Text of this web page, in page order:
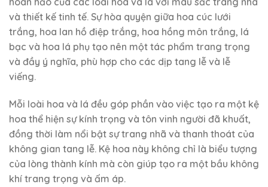
và thiết kế tinh tế. Sự hòa quyện giữa hoa cúc lưới
trắng, hoa lan hồ điệp trắng, hoa hồng môn trắng, lá
bạc và hoa lá phụ tạo nên một tác phẩm trang trọng
và đầy ý nghĩa, phù hợp cho các dịp tang lễ và lễ
viếng.
Mỗi loài hoa và lá đều góp phần vào việc tạo ra một kệ
hoa thể hiện sự kính trọng và tôn vinh người đã khuất,
đồng thời làm nổi bật sự trang nhã và thanh thoát của
không gian tang lễ. Kệ hoa này không chỉ là biểu tượng
của lòng thành kính mà còn giúp tạo ra một bầu không
khí trang trọng và ấm áp.